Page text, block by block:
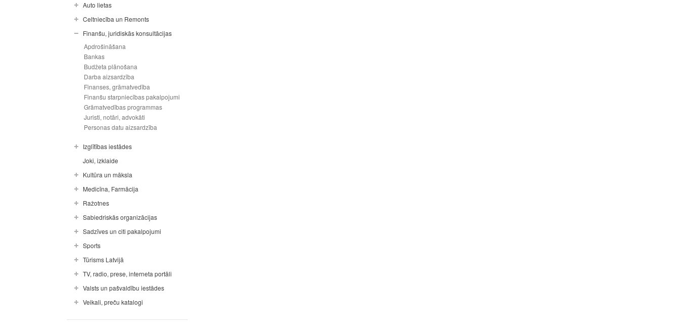
Auto lietas
Celtniecība un Remonts
Finanšu, juridiskās konsultācijas
Apdrošināšana
Bankas
Budžeta plānošana
Darba aizsardzība
Finanses, grāmatvedība
Finanšu starpniecības pakalpojumi
Grāmatvedības programmas
Juristi, notāri, advokāti
Personas datu aizsardzība
Izglītības iestādes
Joki, izklaide
Kultūra un māksla
Medicīna, Farmācija
Ražotnes
Sabiedriskās organizācijas
Sadzīves un citi pakalpojumi
Sports
Tūrisms Latvijā
TV, radio, prese, interneta portāli
Valsts un pašvaldību iestādes
Veikali, preču katalogi